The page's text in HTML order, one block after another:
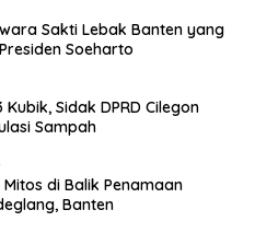
Sakti Lebak Banten yang
Soeharto
Sidak DPRD Cilegon
Sampah
di Balik Penamaan
Banten